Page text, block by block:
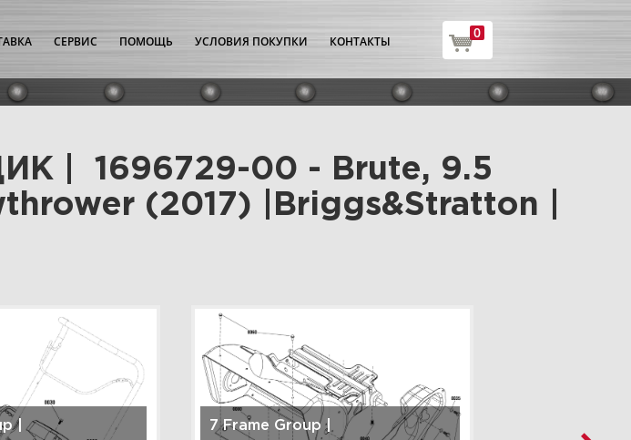
СЕРВИС ПОМОЩЬ УСЛОВИЯ ПОКУПКИ КОНТАКТЫ
0
| 1696729-00 - Brute, 9.5
(2017) |Briggs&Stratton |
|
7 Frame Group |